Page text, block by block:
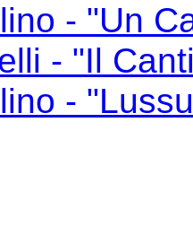
- "Un
- "Il
-